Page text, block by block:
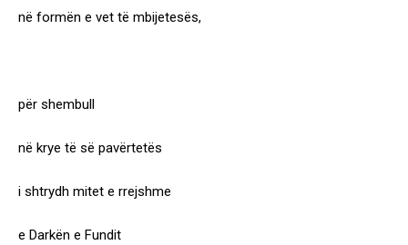
në formën e vet të mbijetesës,
për shembull
në krye të së pavërtetës
i shtrydh mitet e rrejshme
e Darkën e Fundit